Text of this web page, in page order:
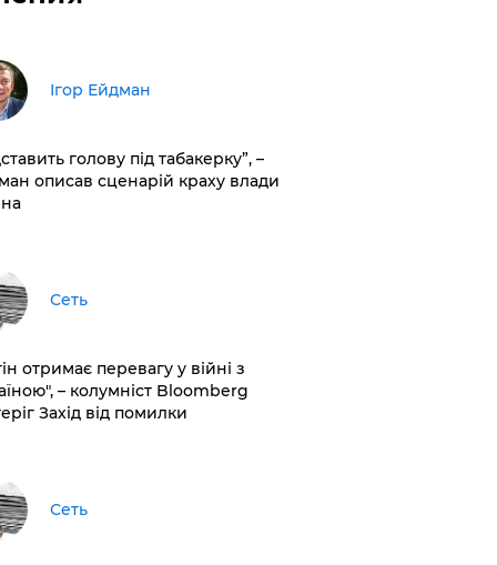
Ігор Ейдман
голову під табакерку”, –
описав сценарій краху влади
Сеть
отримає перевагу у війні з
– колумніст Bloomberg
Захід від помилки
Сеть